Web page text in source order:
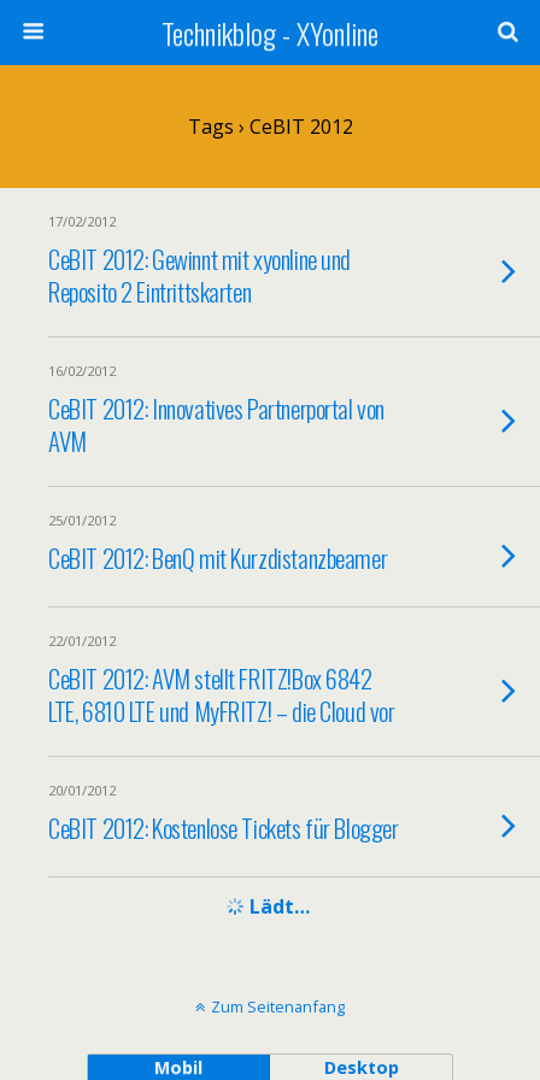
Technikblog - XYonline
Tags › CeBIT 2012
17/02/2012
CeBIT 2012: Gewinnt mit xyonline und
Reposito 2 Eintrittskarten
16/02/2012
CeBIT 2012: Innovatives Partnerportal von
AVM
25/01/2012
CeBIT 2012: BenQ mit Kurzdistanzbeamer
22/01/2012
CeBIT 2012: AVM stellt FRITZ!Box 6842
LTE, 6810 LTE und MyFRITZ! – die Cloud vor
20/01/2012
CeBIT 2012: Kostenlose Tickets für Blogger
Lädt…
Zum Seitenanfang
Mobil Desktop